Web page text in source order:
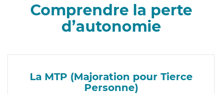
Comprendre la perte
d’autonomie
La MTP (Majoration pour Tierce
Personne)